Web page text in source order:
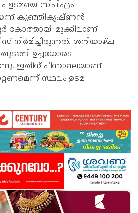
സിപിഎം
കുഞ്ഞികൃഷ്ണൻ
കോത്തായി മുക്കിലാണ്
നിർമിച്ചിരുന്നത്. ശനിയാഴ്ച
തുടങ്ങി ഉച്ചയോടെ
ഇതിന് പിന്നാലെയാണ്
സ്ഥലം ഉടമ